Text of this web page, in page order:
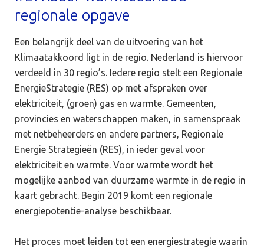
regionale opgave
Een belangrijk deel van de uitvoering van het
Klimaatakkoord ligt in de regio. Nederland is hiervoor
verdeeld in 30 regio’s. Iedere regio stelt een Regionale
EnergieStrategie (RES) op met afspraken over
elektriciteit, (groen) gas en warmte. Gemeenten,
provincies en waterschappen maken, in samenspraak
met netbeheerders en andere partners, Regionale
Energie Strategieën (RES), in ieder geval voor
elektriciteit en warmte. Voor warmte wordt het
mogelijke aanbod van duurzame warmte in de regio in
kaart gebracht. Begin 2019 komt een regionale
energiepotentie-analyse beschikbaar.
Het proces moet leiden tot een energiestrategie waarin